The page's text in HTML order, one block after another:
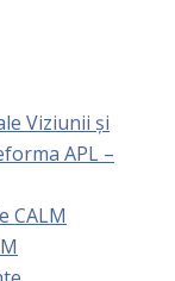
Viziunii și
APL –
CALM